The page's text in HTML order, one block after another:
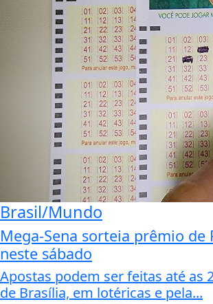
Brasil/Mundo
Mega-Sena sorteia prêmio de
neste sábado
Apostas podem ser feitas até as
de Brasília, em lotéricas e pela...